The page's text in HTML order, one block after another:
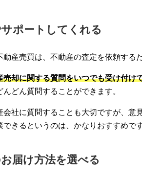
ポートしてくれる
動産売買は、不動産の査定を依頼する
売却に関する質問をいつでも受け付け
どん質問することができます。
会社に質問することも大切ですが、意
できるというのは、かなりおすすめで
届け方法を選べる